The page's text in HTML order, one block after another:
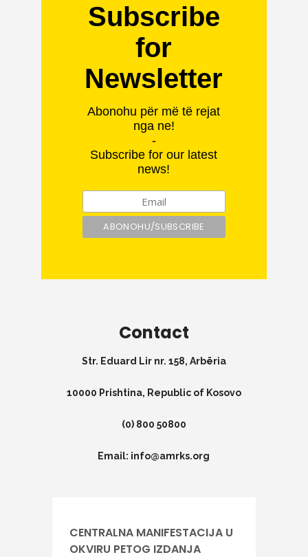
Subscribe
for
Newsletter
Abonohu për më të rejat
nga ne!
-
Subscribe for our latest
news!
Contact
Str. Eduard Lir nr. 158, Arbëria
10000 Prishtina, Republic of Kosovo
(0) 800 50800
Email: info@amrks.org
CENTRALNA MANIFESTACIJA U
OKVIRU PETOG IZDANJA